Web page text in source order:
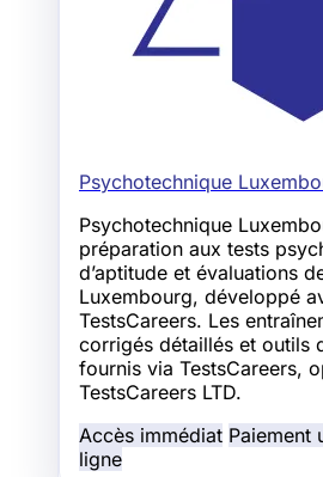
Psychotechnique
Psychotechnique
préparation aux tests
d’aptitude et évaluations
Luxembourg, développé
TestsCareers. Les
corrigés détaillés et outils
fournis via TestsCareers,
TestsCareers LTD.
Accès immédiat Paiement
ligne